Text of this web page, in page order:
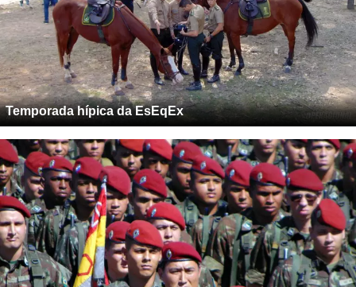
Temporada hípica da EsEqEx